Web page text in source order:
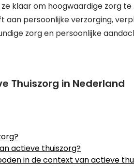
klaar om hoogwaardige zorg te
persoonlijke verzorging,
zorg en persoonlijke
Thuiszorg in Nederland
actieve thuiszorg?
in de context van actieve